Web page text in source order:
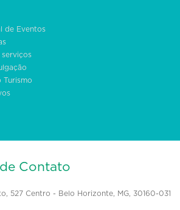
de Eventos
serviços
Turismo
Contato
527 Centro - Belo Horizonte, MG, 30160-031